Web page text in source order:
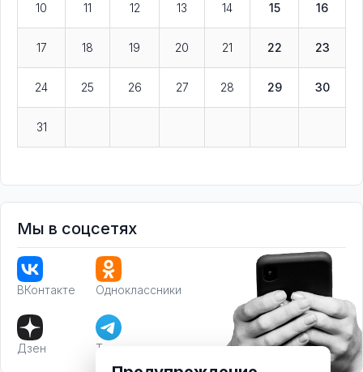
10 11 12 13 14 15 16
17 18 19 20 21 22 23
24 25 26 27 28 29 30
31
Мы в соцсетях
ВКонтакте Одноклассники
Дзен Телеграм